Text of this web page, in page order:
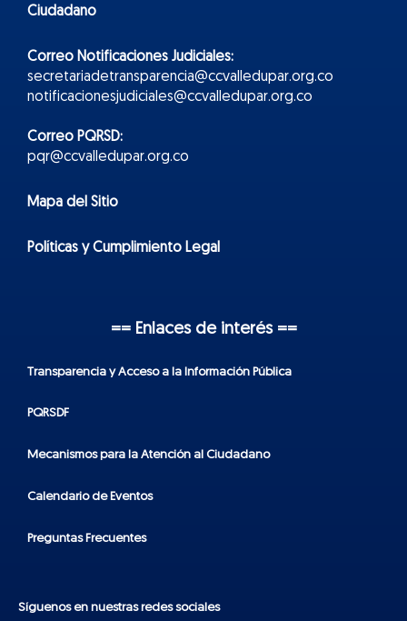
Ciudadano
Correo Notificaciones Judiciales:
secretariadetransparencia@ccvalledupar.org.co
notificacionesjudiciales@ccvalledupar.org.co
Correo PQRSD:
pqr@ccvalledupar.org.co
Mapa del Sitio
Políticas y Cumplimiento Legal
== Enlaces de interés ==
Transparencia y Acceso a la Información Pública
PQRSDF
Mecanismos para la Atención al Ciudadano
Calendario de Eventos
Preguntas Frecuentes
Síguenos en nuestras redes sociales